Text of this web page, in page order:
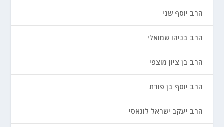
הרב יוסף שני
הרב בניהו שמואלי
הרב בן ציון מוצפי
הרב יוסף בן פורת
הרב יעקב ישראל לוגאסי